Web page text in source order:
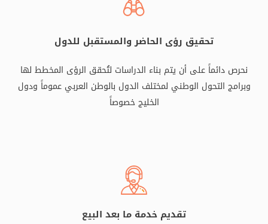
تحقيق رؤى الحاضر والمستقبل للدول
نحرص دائماً على أن يتم بناء الدراسات لتُحقق الرؤى المخطط لها
وبرامج التحول الوطني لمختلف الدول بالوطن العربي عموماً ودول
الخليج خصوصاً
تقديم خدمة ما بعد البيع